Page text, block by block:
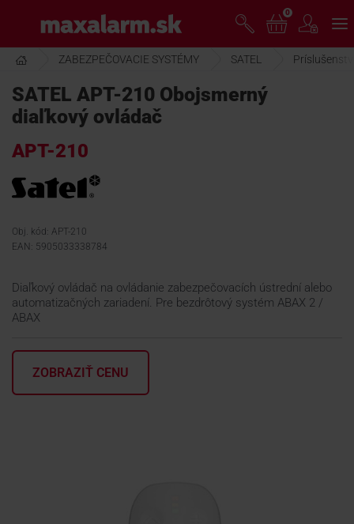
hlavnému
obsahu
www.maxalarm.sk
AKCIA MESIACA
PRODUKTY
SPOLOČNOSŤ
ŠKOLENIE
0
ZABEZPEČOVACIE SYSTÉMY SATEL
SATEL APT-210 Obojsmerný
diaľkový ovládač
APT-210
Obj. kód: APT-210
EAN: 5905033338784
Diaľkový ovládač na ovládanie zabezpečovacích ústrední alebo
automatizačných zariadení. Pre bezdrôtový systém ABAX 2 /
ABAX
ZOBRAZIŤ CENU